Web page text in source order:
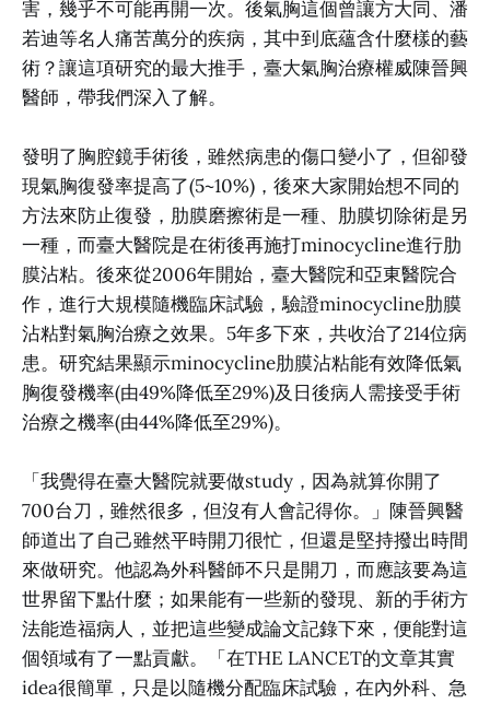
害，幾乎不可能再開一次。後氣胸這個曾讓方大同、潘
若迪等名人痛苦萬分的疾病，其中到底蘊含什麼樣的藝
術？讓這項研究的最大推手，臺大氣胸治療權威陳晉興
醫師，帶我們深入了解。
發明了胸腔鏡手術後，雖然病患的傷口變小了，但卻發
現氣胸復發率提高了(5~10%)，後來大家開始想不同的
方法來防止復發，肋膜磨擦術是一種、肋膜切除術是另
一種，而臺大醫院是在術後再施打minocycline進行肋
膜沾粘。後來從2006年開始，臺大醫院和亞東醫院合
作，進行大規模隨機臨床試驗，驗證minocycline肋膜
沾粘對氣胸治療之效果。5年多下來，共收治了214位病
患。研究結果顯示minocycline肋膜沾粘能有效降低氣
胸復發機率(由49%降低至29%)及日後病人需接受手術
治療之機率(由44%降低至29%)。
「我覺得在臺大醫院就要做study，因為就算你開了
700台刀，雖然很多，但沒有人會記得你。」陳晉興醫
師道出了自己雖然平時開刀很忙，但還是堅持撥出時間
來做研究。他認為外科醫師不只是開刀，而應該要為這
世界留下點什麼；如果能有一些新的發現、新的手術方
法能造福病人，並把這些變成論文記錄下來，便能對這
個領域有了一點貢獻。「在THE LANCET的文章其實
idea很簡單，只是以隨機分配臨床試驗，在內外科、急